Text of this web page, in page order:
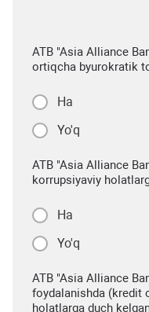
ATB "Asia Alliance
ortiqcha byurokratik
Ha
Yo'q
ATB "Asia Alliance
korrupsiyaviy
Ha
Yo'q
ATB "Asia Alliance
foydalanishda (kredit
holatlarga duch